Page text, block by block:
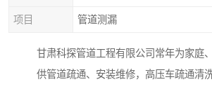
项目 管道测漏
甘肃科探管道工程有限公司常年为家庭
供管道疏通、安装维修，高压车疏通清